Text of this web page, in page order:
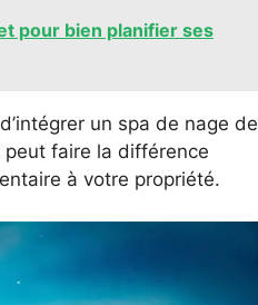
pour bien planifier ses
un spa de nage de
faire la différence
à votre propriété.